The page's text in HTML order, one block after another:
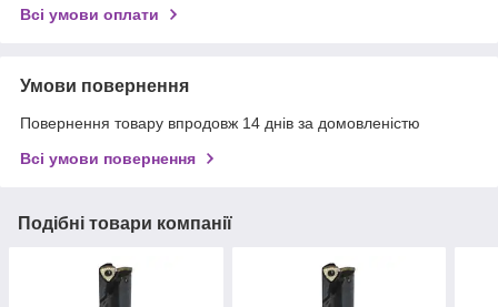
Всі умови оплати
Умови повернення
Повернення товару впродовж 14 днів за домовленістю
Всі умови повернення
Подібні товари компанії